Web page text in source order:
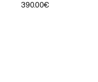
390.00€